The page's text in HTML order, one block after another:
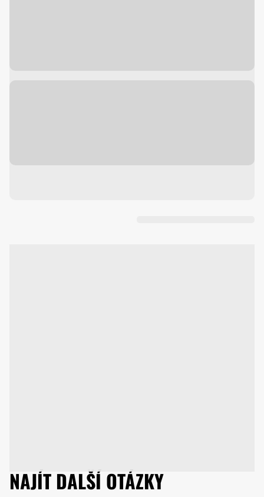
NAJÍT DALŠÍ OTÁZKY